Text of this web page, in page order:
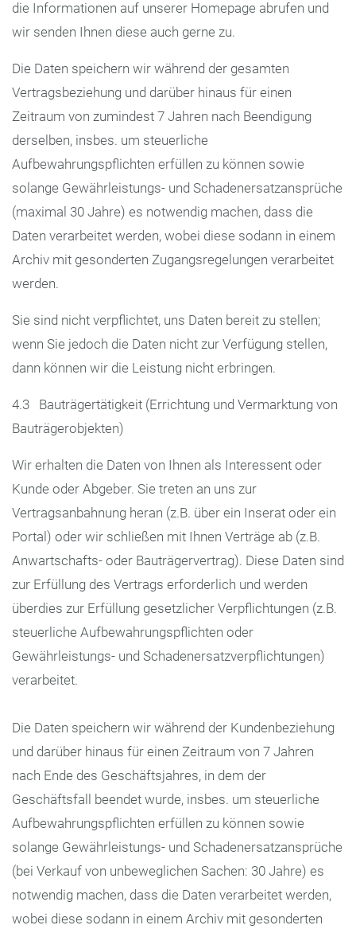
die Informationen auf unserer Homepage abrufen und
wir senden Ihnen diese auch gerne zu.
Die Daten speichern wir während der gesamten
Vertragsbeziehung und darüber hinaus für einen
Zeitraum von zumindest 7 Jahren nach Beendigung
derselben, insbes. um steuerliche
Aufbewahrungspflichten erfüllen zu können sowie
solange Gewährleistungs- und Schadenersatzansprüche
(maximal 30 Jahre) es notwendig machen, dass die
Daten verarbeitet werden, wobei diese sodann in einem
Archiv mit gesonderten Zugangsregelungen verarbeitet
werden.
Sie sind nicht verpflichtet, uns Daten bereit zu stellen;
wenn Sie jedoch die Daten nicht zur Verfügung stellen,
dann können wir die Leistung nicht erbringen.
4.3 Bauträgertätigkeit (Errichtung und Vermarktung von
Bauträgerobjekten)
Wir erhalten die Daten von Ihnen als Interessent oder
Kunde oder Abgeber. Sie treten an uns zur
Vertragsanbahnung heran (z.B. über ein Inserat oder ein
Portal) oder wir schließen mit Ihnen Verträge ab (z.B.
Anwartschafts- oder Bauträgervertrag). Diese Daten sind
zur Erfüllung des Vertrags erforderlich und werden
überdies zur Erfüllung gesetzlicher Verpflichtungen (z.B.
steuerliche Aufbewahrungspflichten oder
Gewährleistungs- und Schadenersatzverpflichtungen)
verarbeitet.
Die Daten speichern wir während der Kundenbeziehung
und darüber hinaus für einen Zeitraum von 7 Jahren
nach Ende des Geschäftsjahres, in dem der
Geschäftsfall beendet wurde, insbes. um steuerliche
Aufbewahrungspflichten erfüllen zu können sowie
solange Gewährleistungs- und Schadenersatzansprüche
(bei Verkauf von unbeweglichen Sachen: 30 Jahre) es
notwendig machen, dass die Daten verarbeitet werden,
wobei diese sodann in einem Archiv mit gesonderten